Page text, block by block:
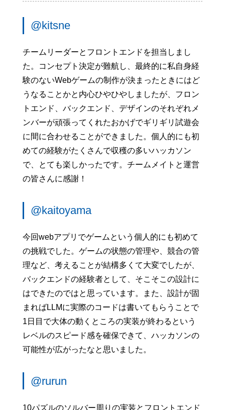
@kitsne
チームリーダーとフロントエンドを担当しまし
た。コンセプト決定が難航し、最終的に私自身経
験のないWebゲームの制作が決まったときにはど
うなることかと内心ひやひやしましたが、フロン
トエンド、バックエンド、デザインのそれぞれメ
ンバーが頑張ってくれたおかげでギリギリ試遊会
に間に合わせることができました。個人的にも初
めての経験がたくさんで収穫の多いハッカソン
で、とても楽しかったです。チームメイトと運営
の皆さんに感謝！
@kaitoyama
今回webアプリでゲームという個人的にも初めて
の挑戦でした。ゲームの状態の管理や、競合の管
理など、考えることが結構多くて大変でしたが、
バックエンドの経験者として、そこそこの設計に
はできたのではと思っています。また、設計が固
まればLLMに実際のコードは書いてもらうことで
1日目で大体の動くところの実装が終わるという
レベルのスピード感を確保できて、ハッカソンの
可能性が広がったなと思いました。
@rurun
10パズルのソルバー周りの実装とフロントエンド